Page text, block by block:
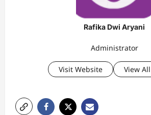
Rafika Dwi Aryani
Administrator
Visit Website View